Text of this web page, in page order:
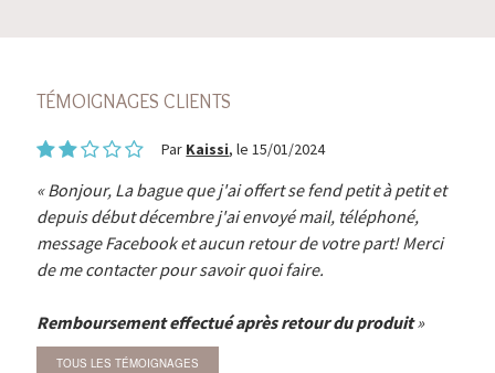
TÉMOIGNAGES CLIENTS
Par Kaissi, le 15/01/2024
Bonjour, La bague que j'ai offert se fend petit à petit et
depuis début décembre j'ai envoyé mail, téléphoné,
message Facebook et aucun retour de votre part! Merci
de me contacter pour savoir quoi faire.
Remboursement effectué après retour du produit
TOUS LES TÉMOIGNAGES